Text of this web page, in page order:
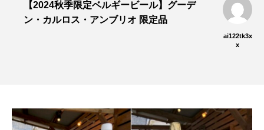
【2024秋季限定ベルギービール】グーデ
ン・カルロス・アンブリオ 限定品
ai122tk3x
x